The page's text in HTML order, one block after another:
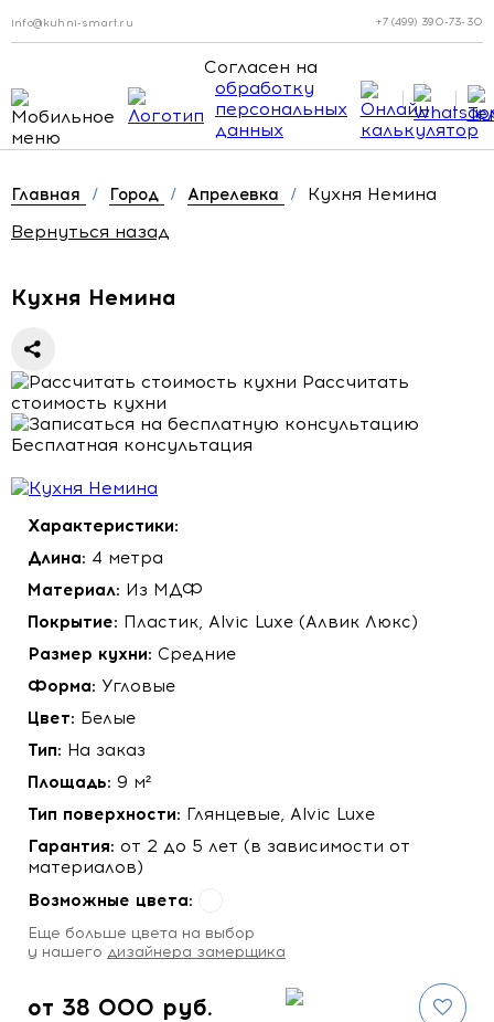
info@kuhni-smart.ru +7 (499) 390-73-30
Согласен на
обработку
персональных
данных
Главная / Город / Апрелевка /
Кухня Немина
Вернуться назад
Кухня Немина
Рассчитать
стоимость кухни
Бесплатная консультация
Характеристики:
Длина: 4 метра
Материал: Из МДФ
Покрытие: Пластик, Alvic Luxe (Алвик Люкс)
Размер кухни: Средние
Форма: Угловые
Цвет: Белые
Тип: На заказ
Площадь: 9 м²
Тип поверхности: Глянцевые, Alvic Luxe
Гарантия: от 2 до 5 лет (в зависимости от
материалов)
Возможные цвета:
Eще больше цвета на выбор
у нашего дизайнера замерщика
от 38 000 руб.